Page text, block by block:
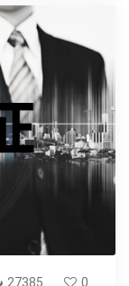
27385 0